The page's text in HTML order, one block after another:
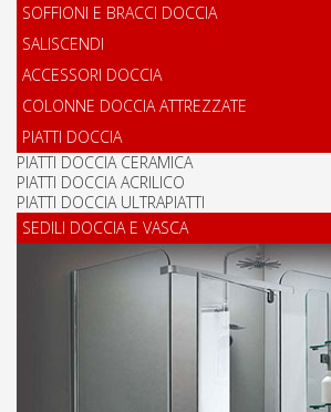
SOFFIONI E BRACCI DOCCIA
SALISCENDI
ACCESSORI DOCCIA
COLONNE DOCCIA ATTREZZATE
PIATTI DOCCIA
PIATTI DOCCIA CERAMICA
PIATTI DOCCIA ACRILICO
PIATTI DOCCIA ULTRAPIATTI
SEDILI DOCCIA E VASCA